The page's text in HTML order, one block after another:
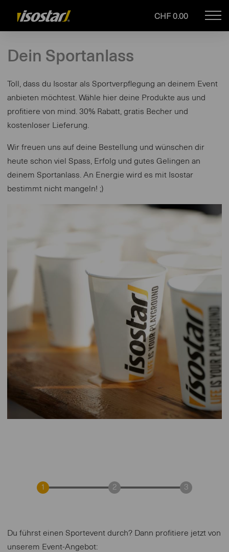
isostar.ch
CHF 0.00
Dein Sportanlass
Toll, dass du Isostar als Sportverpflegung an deinem Event
anbieten möchtest. Wähle hier deine Produkte aus und
profitiere von mind. 30% Rabatt, gratis Becher und
kostenloser Lieferung.
Wir freuen uns auf deine Bestellung und wünschen dir
heute schon viel Spass, Erfolg und gutes Gelingen an
deinem Sportanlass. An Energie wird es mit Isostar
bestimmt nicht mangeln! ;)
Du führst einen Sportevent durch?​ Dann profitiere jetzt von
unserem Event-Angebot: